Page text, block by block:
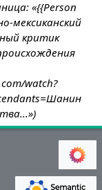
«{{Person
мексиканский
критик
watch?